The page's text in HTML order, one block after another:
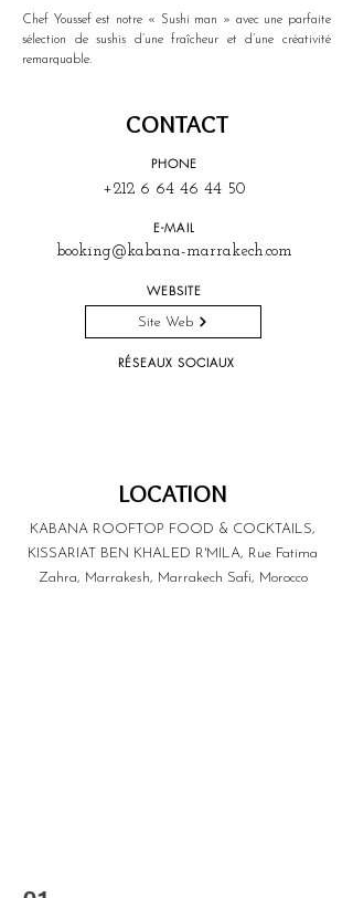
Chef Youssef est notre « Sushi man » avec une parfaite
sélection de sushis d’une fraîcheur et d’une créativité
remarquable.
PHONE
+212 6 64 46 44 50
E-MAIL
booking@kabana-marrakech.com
WEBSITE
Site Web
RÉSEAUX SOCIAUX
CONTACT
LOCATION
KABANA ROOFTOP FOOD & COCKTAILS,
KISSARIAT BEN KHALED R'MILA, Rue Fatima
Zahra, Marrakesh, Marrakech Safi, Morocco